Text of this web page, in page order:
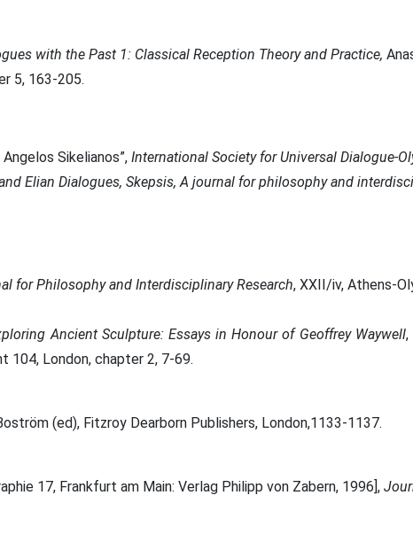
with the Past 1: Classical Reception Theory and Practice,
5, 163-205.
Sikelianos”, International Society for Universal Dialogue-
Elian Dialogues, Skepsis, A journal for philosophy and
for Philosophy and Interdisciplinary Research, XXII/iv, Athens-
Ancient Sculpture: Essays in Honour of Geoffrey Waywell,
104, London, chapter 2, 7-69.
(ed), Fitzroy Dearborn Publishers, London,1133-1137.
17, Frankfurt am Main: Verlag Philipp von Zabern, 1996], J